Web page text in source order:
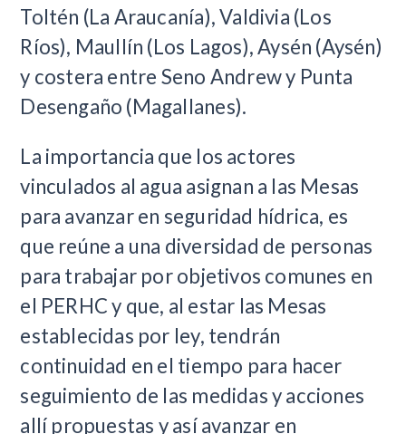
Toltén (La Araucanía), Valdivia (Los
Ríos), Maullín (Los Lagos), Aysén (Aysén)
y costera entre Seno Andrew y Punta
Desengaño (Magallanes).
La importancia que los actores
vinculados al agua asignan a las Mesas
para avanzar en seguridad hídrica, es
que reúne a una diversidad de personas
para trabajar por objetivos comunes en
el PERHC y que, al estar las Mesas
establecidas por ley, tendrán
continuidad en el tiempo para hacer
seguimiento de las medidas y acciones
allí propuestas y así avanzar en